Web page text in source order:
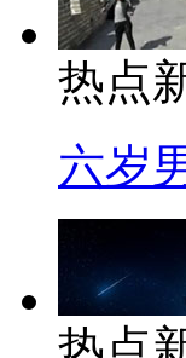
热点
六岁
热点